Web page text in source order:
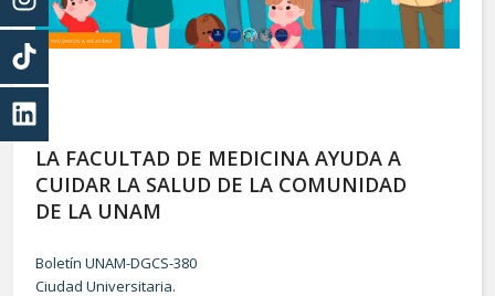
LA FACULTAD DE MEDICINA AYUDA A
CUIDAR LA SALUD DE LA COMUNIDAD
DE LA UNAM
Boletín UNAM-DGCS-380
Ciudad Universitaria.